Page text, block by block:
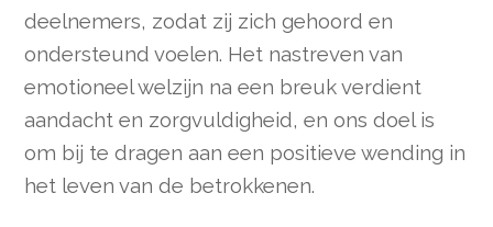
deelnemers, zodat zij zich gehoord en
ondersteund voelen. Het nastreven van
emotioneel welzijn na een breuk verdient
aandacht en zorgvuldigheid, en ons doel is
om bij te dragen aan een positieve wending in
het leven van de betrokkenen.